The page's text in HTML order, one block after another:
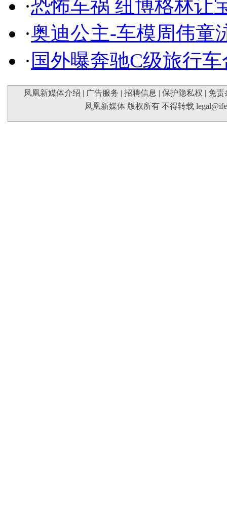
·恐怖车祸 纽博格林让
·奥迪公主-车模周伟童
· 国外曝奔驰C级旅行
凤凰新媒体介绍 | 广告服务 | 招聘信息 | 保护隐私权 | 免责
凤凰新媒体 版权所有 不得转载